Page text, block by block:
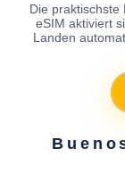
Die praktischste
eSIM aktiviert
Landen